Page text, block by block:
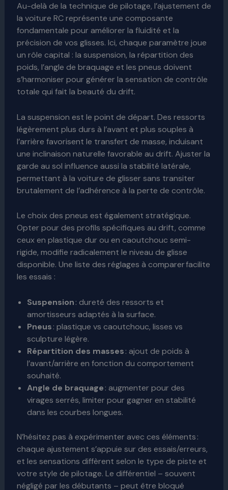
Au-delà de la technique de pilotage, l’ajustement de
la voiture RC représente une composante
fondamentale pour améliorer la fluidité et la
précision de vos glisses. Ici, chaque paramètre joue
un rôle capital : la suspension, la répartition des
poids, l’angle de braquage et les pneus doivent
s’harmoniser pour générer la sensation de contrôle
totale qui fait la beauté du drift.
La suspension est le point de départ. Des ressorts
légèrement plus durs à l’avant et plus souples à
l’arrière favorisent le transfert de masse, induisant
une inclinaison naturelle favorable au drift. Ajuster la
garde au sol influence aussi la stabilité latérale,
permettant à la voiture de glisser sans transiter
brutalement de l’adhérence à la perte de contrôle.
Le choix des pneus est également stratégique.
Opter pour des profils spécifiques au drift, comme
ceux en plastique dur ou en caoutchouc semi-
rigide, modifie radicalement le niveau de glisse
disponible. Une liste des réglages à comparer facilite
les essais :
Suspension: dureté des ressorts et
amortisseurs adaptés à la surface.
Pneus: plastique vs caoutchouc, lisses vs
sculpture légère.
Répartition des masses: ajout de poids à
l’avant/arrière en fonction du comportement
souhaité.
Angle de braquage: augmenter pour des
virages serrés, limiter pour gagner en stabilité
dans les courbes longues.
N’hésitez pas à expérimenter avec ces éléments :
chaque ajustement s’appuie sur des essais/erreurs,
et les sensations diffèrent selon le type de piste et
votre style de pilotage. Le différentiel – souvent
négligé par les débutants – peut être bloqué